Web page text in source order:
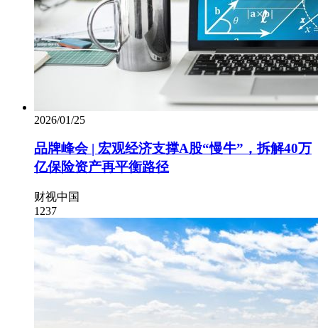
2026/01/25
品牌峰会 | 宏观经济支撑A股“慢牛”，拆解40万
亿保险资产再平衡路径
财视中国
1237